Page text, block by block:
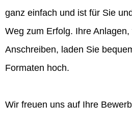
ganz einfach und ist für Sie
Weg zum Erfolg. Ihre
Anschreiben, laden Sie
Formaten hoch.
Wir freuen uns auf Ihre